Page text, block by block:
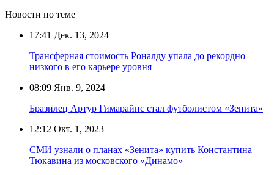
Новости по теме
17:41 Дек. 13, 2024
Трансферная стоимость Роналду упала до рекордно
низкого в его карьере уровня
08:09 Янв. 9, 2024
Бразилец Артур Гимарайнс стал футболистом «Зенита»
12:12 Окт. 1, 2023
СМИ узнали о планах «Зенита» купить Константина
Тюкавина из московского «Динамо»